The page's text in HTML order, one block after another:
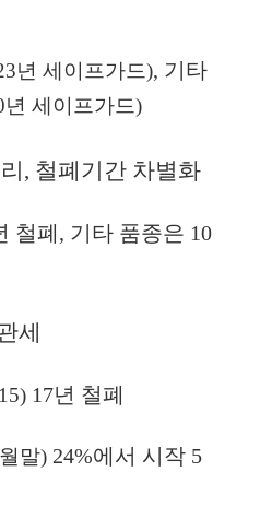
년 세이프가드), 기타
세이프가드)
, 철폐기간 차별화
철폐, 기타 품종은 10
세
17년 철폐
말) 24%에서 시작 5